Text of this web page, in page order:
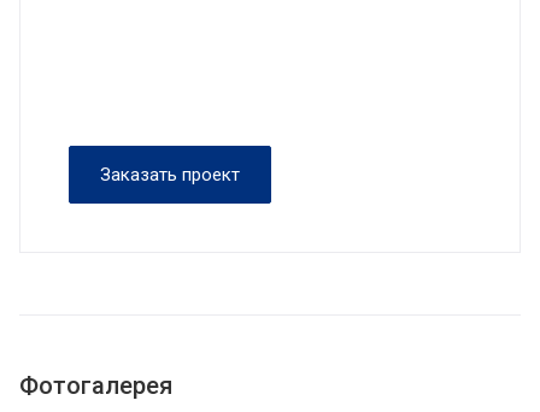
Заказать проект
Фотогалерея